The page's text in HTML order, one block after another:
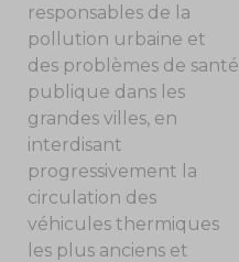
responsables de la
pollution urbaine et
des problèmes de santé
publique dans les
grandes villes, en
interdisant
progressivement la
circulation des
véhicules thermiques
les plus anciens et